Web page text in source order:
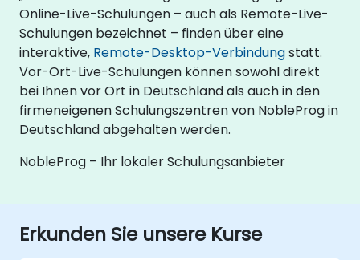
Online-Live-Schulungen – auch als Remote-Live-
Schulungen bezeichnet – finden über eine
interaktive, Remote-Desktop-Verbindungstatt.
Vor-Ort-Live-Schulungen können sowohl direkt
bei Ihnen vor Ort in Deutschland als auch in den
firmeneigenen Schulungszentren von NobleProg in
Deutschland abgehalten werden.
NobleProg – Ihr lokaler Schulungsanbieter
Erkunden Sie unsere Kurse